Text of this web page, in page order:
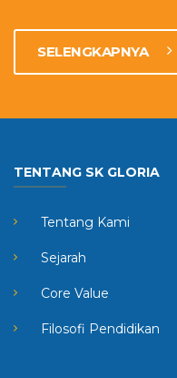
SELENGKAPNYA
TENTANG SK GLORIA
Tentang Kami
Sejarah
Core Value
Filosofi Pendidikan